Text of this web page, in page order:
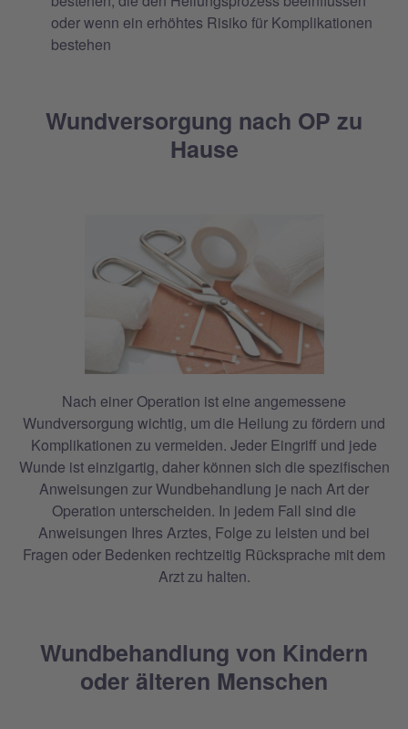
oder wenn ein erhöhtes Risiko für Komplikationen
bestehen
Wundversorgung nach OP zu
Hause
Nach einer Operation ist eine angemessene
Wundversorgung wichtig, um die Heilung zu fördern und
Komplikationen zu vermeiden. Jeder Eingriff und jede
Wunde ist einzigartig, daher können sich die spezifischen
Anweisungen zur Wundbehandlung je nach Art der
Operation unterscheiden. In jedem Fall sind die
Anweisungen Ihres Arztes, Folge zu leisten und bei
Fragen oder Bedenken rechtzeitig Rücksprache mit dem
Arzt zu halten.
Wundbehandlung von Kindern
oder älteren Menschen